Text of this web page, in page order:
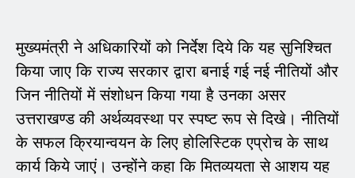
मुख्यमंत्री ने अधिकारियों को निर्देश दिये कि यह सुनिश्चित
किया जाए कि राज्य सरकार द्वारा बनाई गई नई नीतियों और
जिन नीतियों में संशोधन किया गया है उनका असर
उत्तराखण्ड की अर्थव्यवस्था पर स्पष्ट रूप से दिखे। नीतियों
के सफल क्रियान्वयन के लिए होलिस्टिक एप्रोच के साथ
कार्य किये जाएं। उन्होंने कहा कि मितव्ययता से आशय यह